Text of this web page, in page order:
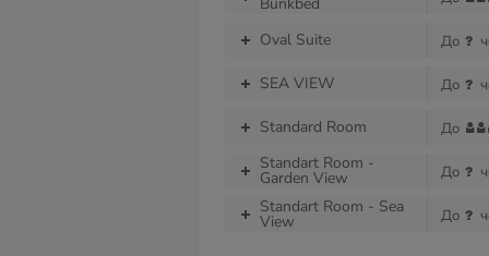
Oval Suite До
SEA VIEW До
Standard Room До
Standart Room -
Garden View До
Standart Room - Sea
View До